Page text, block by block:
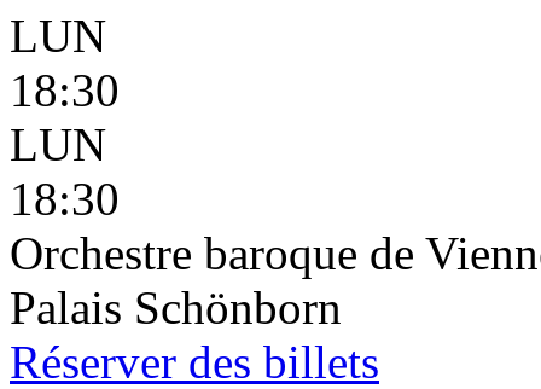
LUN
18:30
LUN
18:30
Orchestre baroque de
Palais Schönborn
Réserver des billets